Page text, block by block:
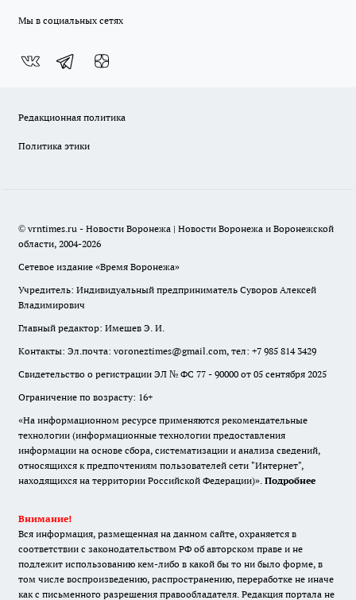
Мы в социальных сетях
Редакционная политика
Политика этики
© vrntimes.ru - Новости Воронежа | Новости Воронежа и Воронежской
области, 2004-2026
Сетевое издание «Время Воронежа»
Учредитель: Индивидуальный предприниматель Суворов Алексей
Владимирович
Главный редактор: Имешев Э. И.
Контакты: Эл.почта: voroneztimes@gmail.com, тел: +7 985 814 3429
Свидетельство о регистрации ЭЛ № ФС 77 - 90000 от 05 сентября 2025
Ограничение по возрасту: 16+
«На информационном ресурсе применяются рекомендательные
технологии (информационные технологии предоставления
информации на основе сбора, систематизации и анализа сведений,
относящихся к предпочтениям пользователей сети "Интернет",
находящихся на территории Российской Федерации)». Подробнее
Внимание!
Вся информация, размещенная на данном сайте, охраняется в
соответствии с законодательством РФ об авторском праве и не
подлежит использованию кем-либо в какой бы то ни было форме, в
том числе воспроизведению, распространению, переработке не иначе
как с письменного разрешения правообладателя. Редакция портала не